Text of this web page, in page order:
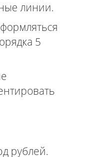
линии.
5
рублей.